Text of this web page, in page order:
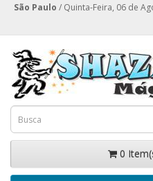
São Paulo / Quinta-Feira, 06 de
0